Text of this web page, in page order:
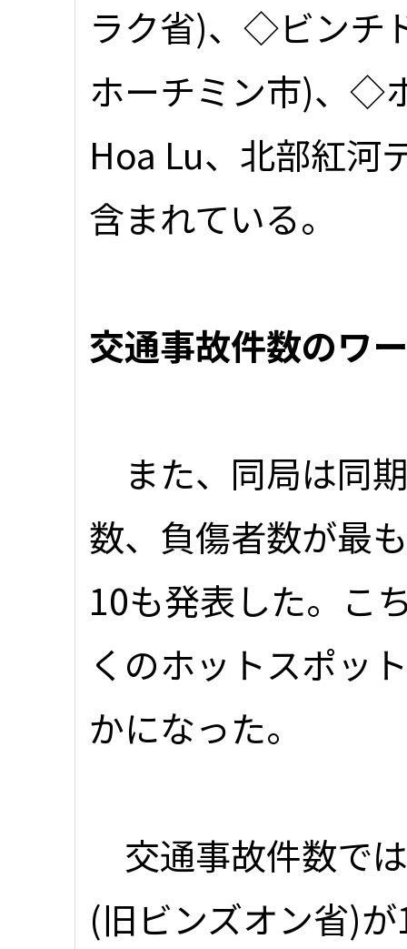
ラク省)、◇ビンチ
ホーチミン市)、◇
Hoa Lu、北部紅河
含まれている。
交通事故件数のワ
また、同局は同
数、負傷者数が最
10も発表した。こ
くのホットスポッ
かになった。
交通事故件数で
(旧ビンズオン省)